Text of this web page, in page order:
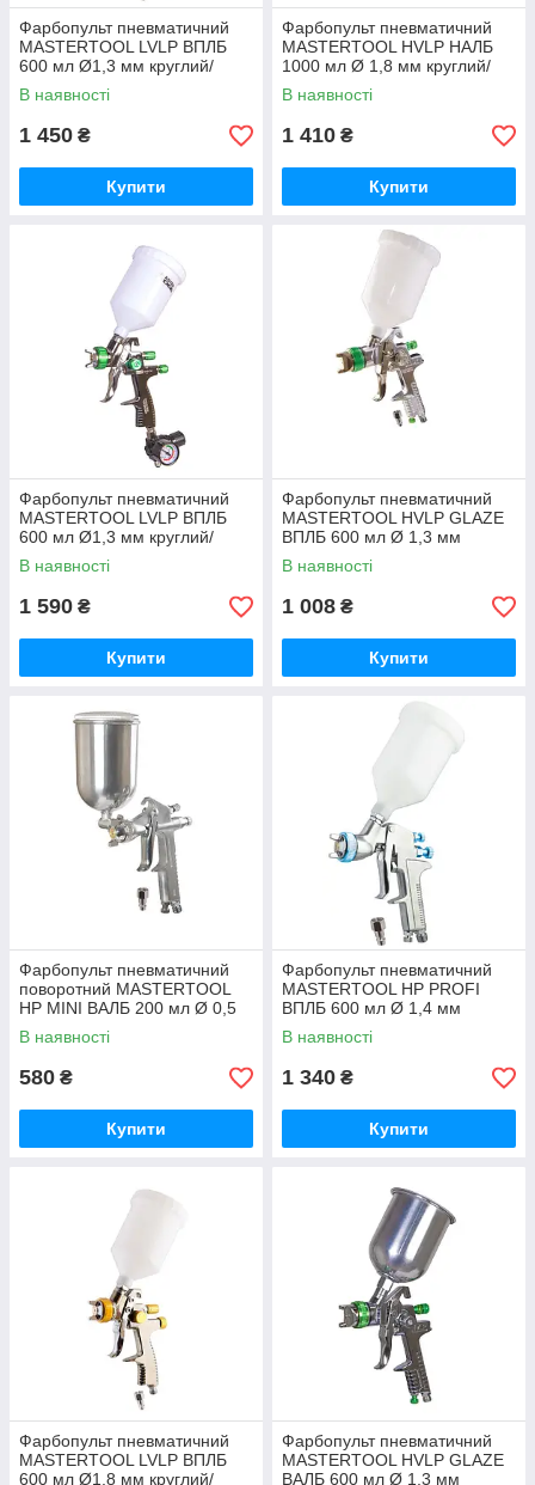
Фарбопульт пневматичний
MASTERTOOL LVLP ВПЛБ
600 мл Ø1,3 мм круглий/
плоский факел 125-170 л/хв
1,5-2,5 бар
В наявності
1 450 ₴
Купити
Фарбопульт пневматичний
MASTERTOOL HVLP НАЛБ
1000 мл Ø 1,8 мм круглий/
плоский факел 130-210 л/хв
3-4 бар
В наявності
1 410 ₴
Купити
Фарбопульт пневматичний
MASTERTOOL LVLP ВПЛБ
600 мл Ø1,3 мм круглий/
плоский факел 125-170 л/хв
1,5-2,5 бар манометр
В наявності
1 590 ₴
Купити
Фарбопульт пневматичний
MASTERTOOL HVLP GLAZE
ВПЛБ 600 мл Ø 1,3 мм
круглий/плоский факел 150-
220 л/хв 3-4 бар
В наявності
1 008 ₴
Купити
Фарбопульт пневматичний
поворотний MASTERTOOL
HP MINI ВАЛБ 200 мл Ø 0,5
мм круглий/плоский факел
60-90 л/хв 2,5-4,0 бар
В наявності
580 ₴
Купити
Фарбопульт пневматичний
MASTERTOOL HP PROFI
ВПЛБ 600 мл Ø 1,4 мм
круглий/плоский факел 120-
170 л/хв 3,5-5 бар
В наявності
1 340 ₴
Купити
Фарбопульт пневматичний
MASTERTOOL LVLP ВПЛБ
600 мл Ø1,8 мм круглий/
Фарбопульт пневматичний
MASTERTOOL HVLP GLAZE
ВАЛБ 600 мл Ø 1,3 мм